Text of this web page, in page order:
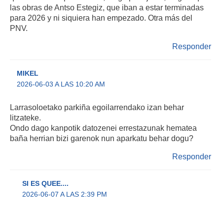
las obras de Antso Estegiz, que iban a estar terminadas
para 2026 y ni siquiera han empezado. Otra más del
PNV.
Responder
MIKEL
2026-06-03 A LAS 10:20 AM
Larrasoloetako parkiña egoilarrendako izan behar
litzateke.
Ondo dago kanpotik datozenei errestazunak hematea
baña herrian bizi garenok nun aparkatu behar dogu?
Responder
SI ES QUEE....
2026-06-07 A LAS 2:39 PM